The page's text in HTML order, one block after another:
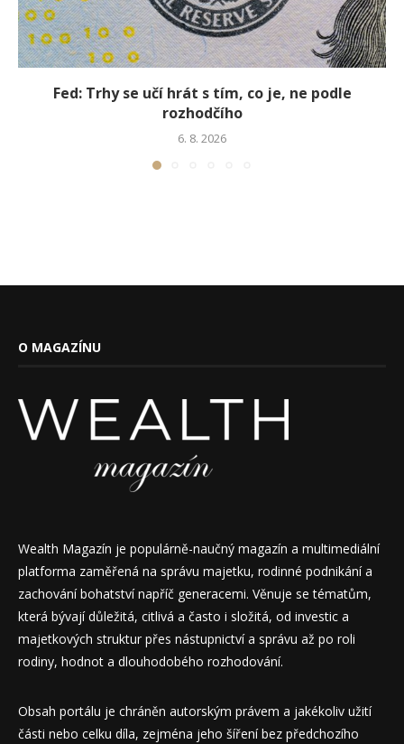
Fed: Trhy se učí hrát s tím, co je, ne podle
rozhodčího
6. 8. 2026
O MAGAZÍNU
Wealth Magazín je populárně-naučný magazín a multimediální
platforma zaměřená na správu majetku, rodinné podnikání a
zachování bohatství napříč generacemi. Věnuje se tématům,
která bývají důležitá, citlivá a často i složitá, od investic a
majetkových struktur přes nástupnictví a správu až po roli
rodiny, hodnot a dlouhodobého rozhodování.
Obsah portálu je chráněn autorským právem a jakékoliv užití
části nebo celku díla, zejména jeho šíření bez předchozího